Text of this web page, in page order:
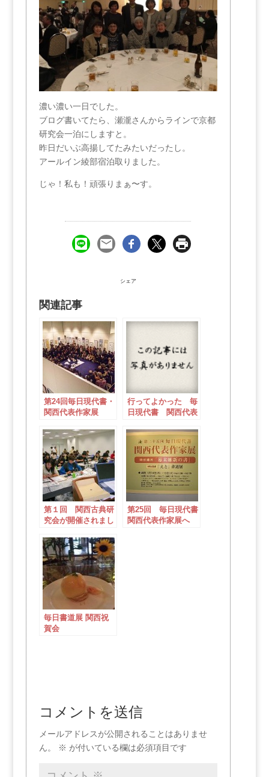
濃い濃い一日でした。
ブログ書いてたら、瀬瀧さんからラインで京都
研究会一泊にしますと。
昨日だいぶ高揚してたみたいだったし。
アールイン綾部宿泊取りました。
じゃ！私も！頑張りまぁ〜す。
シェア
関連記事
第24回毎日現代書・
関西代表作家展
行ってよかった 毎
日現代書 関西代表
第１回 関西古典研
究会が開催されまし
第25回 毎日現代書
関西代表作家展へ
毎日書道展 関西祝
賀会
コメントを送信
メールアドレスが公開されることはありませ
ん。
※ が付いている欄は必須項目です